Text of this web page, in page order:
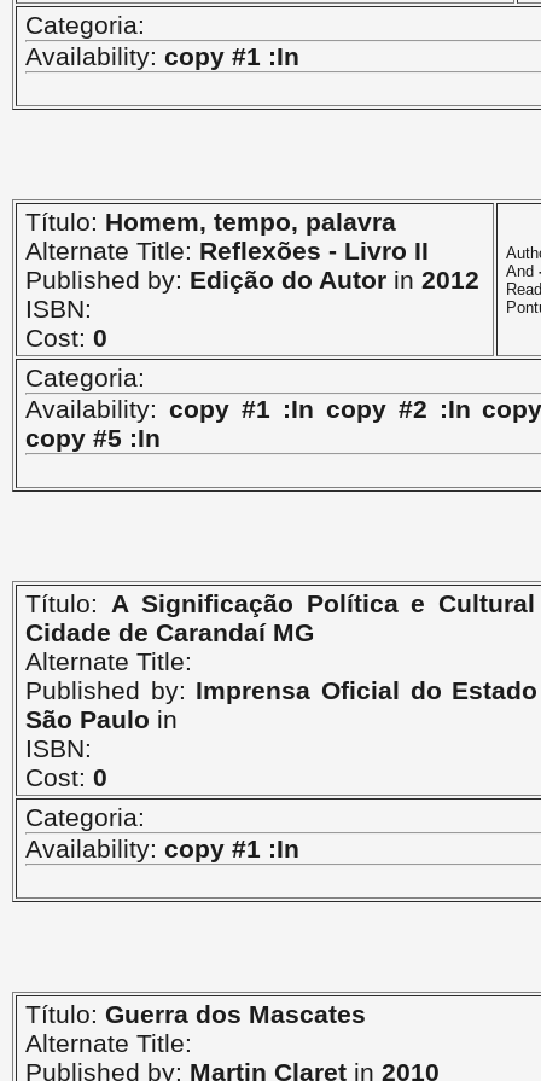
Categoria:
Availability: copy #1 :In
Título: Homem, tempo, palavra
Alternate Title: Reflexões - Livro II
Published by: Edição do Autor in 2012
ISBN:
Cost: 0
And
Categoria:
Availability: copy #1 :In copy #2 :In
copy #5 :In
Título: A Significação Política e
Cidade de Carandaí MG
Alternate Title:
Published by: Imprensa Oficial do
São Paulo in
ISBN:
Cost: 0
Categoria:
Availability: copy #1 :In
Título: Guerra dos Mascates
Alternate Title:
Published by: Martin Claret in 2010